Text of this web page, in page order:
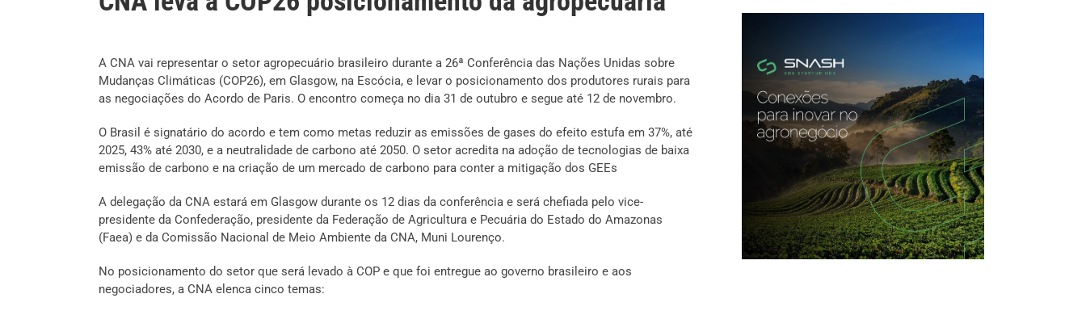
A CNA vai representar o setor agropecuário brasileiro durante a 26ª Conferência das Nações Unidas sobre
Mudanças Climáticas (COP26), em Glasgow, na Escócia, e levar o posicionamento dos produtores rurais para
as negociações do Acordo de Paris. O encontro começa no dia 31 de outubro e segue até 12 de novembro.
O Brasil é signatário do acordo e tem como metas reduzir as emissões de gases do efeito estufa em 37%, até
2025, 43% até 2030, e a neutralidade de carbono até 2050. O setor acredita na adoção de tecnologias de baixa
emissão de carbono e na criação de um mercado de carbono para conter a mitigação dos GEEs
A delegação da CNA estará em Glasgow durante os 12 dias da conferência e será chefiada pelo vice-
presidente da Confederação, presidente da Federação de Agricultura e Pecuária do Estado do Amazonas
(Faea) e da Comissão Nacional de Meio Ambiente da CNA, Muni Lourenço.
No posicionamento do setor que será levado à COP e que foi entregue ao governo brasileiro e aos
negociadores, a CNA elenca cinco temas: